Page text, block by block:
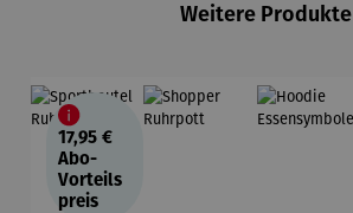
Weitere Produkte
17,95 €
Abo-
Vorteils
preis